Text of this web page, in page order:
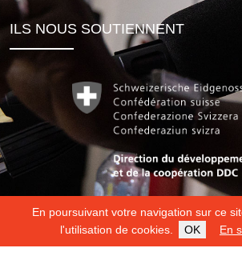
En poursuivant votre navigation sur ce
l'utilisation de cookies.
OK En
ILS NOUS SOUTIENNENT